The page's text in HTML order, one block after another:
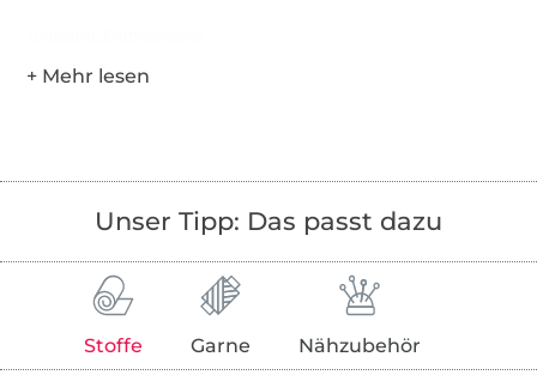
Unser Tipp: Das passt dazu
Stoffe Garne Nähzubehör